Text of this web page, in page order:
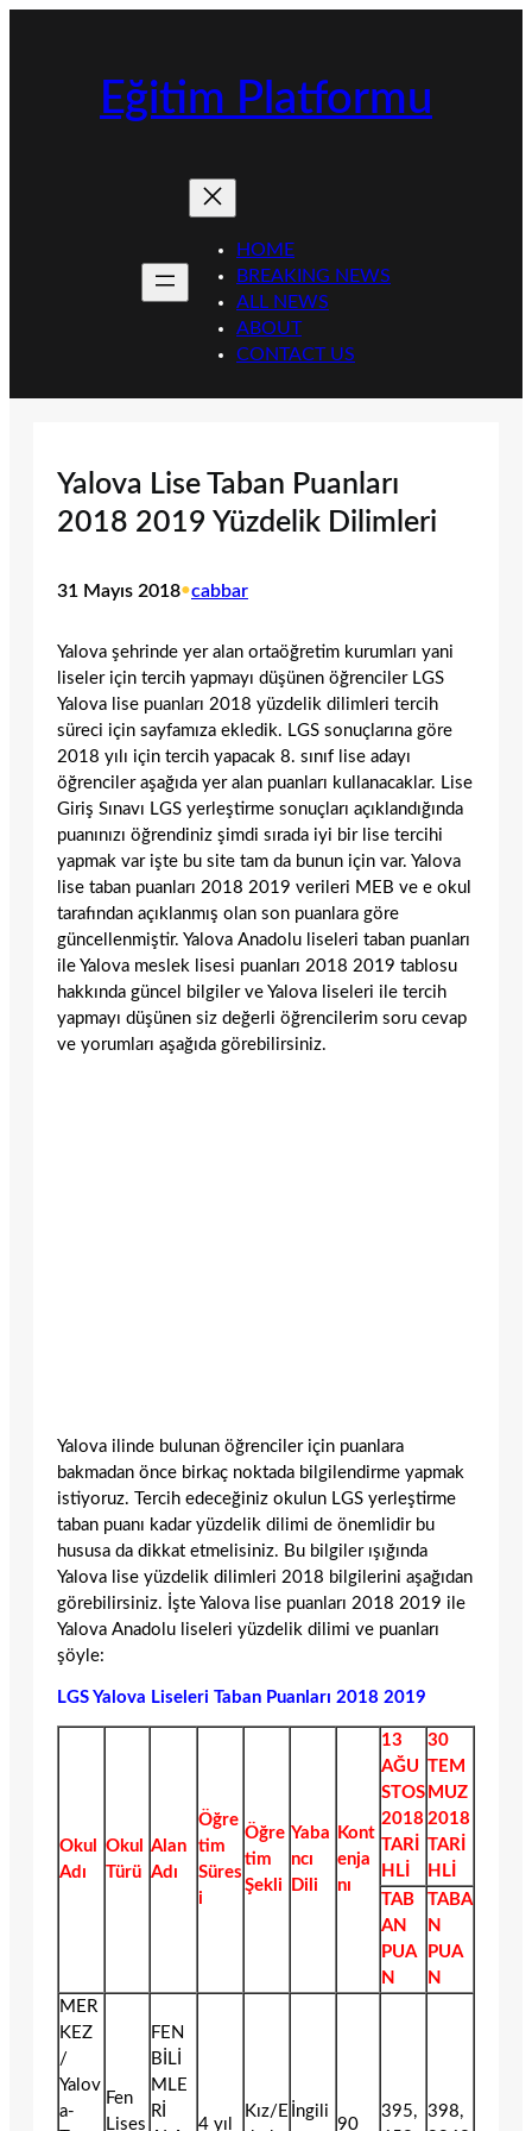
Eğitim Platformu
HOME
BREAKING NEWS
ALL NEWS
ABOUT
CONTACT US
Yalova Lise Taban Puanları
2018 2019 Yüzdelik Dilimleri
31 Mayıs 2018•cabbar
Yalova şehrinde yer alan ortaöğretim kurumları yani
liseler için tercih yapmayı düşünen öğrenciler LGS
Yalova lise puanları 2018 yüzdelik dilimleri tercih
süreci için sayfamıza ekledik. LGS sonuçlarına göre
2018 yılı için tercih yapacak 8. sınıf lise adayı
öğrenciler aşağıda yer alan puanları kullanacaklar. Lise
Giriş Sınavı LGS yerleştirme sonuçları açıklandığında
puanınızı öğrendiniz şimdi sırada iyi bir lise tercihi
yapmak var işte bu site tam da bunun için var. Yalova
lise taban puanları 2018 2019 verileri MEB ve e okul
tarafından açıklanmış olan son puanlara göre
güncellenmiştir. Yalova Anadolu liseleri taban puanları
ile Yalova meslek lisesi puanları 2018 2019 tablosu
hakkında güncel bilgiler ve Yalova liseleri ile tercih
yapmayı düşünen siz değerli öğrencilerim soru cevap
ve yorumları aşağıda görebilirsiniz.
Yalova ilinde bulunan öğrenciler için puanlara
bakmadan önce birkaç noktada bilgilendirme yapmak
istiyoruz. Tercih edeceğiniz okulun LGS yerleştirme
taban puanı kadar yüzdelik dilimi de önemlidir bu
hususa da dikkat etmelisiniz. Bu bilgiler ışığında
Yalova lise yüzdelik dilimleri 2018 bilgilerini aşağıdan
görebilirsiniz. İşte Yalova lise puanları 2018 2019 ile
Yalova Anadolu liseleri yüzdelik dilimi ve puanları
şöyle:
LGS Yalova Liseleri Taban Puanları 2018 2019
Okul
Adı
Okul
Türü
Alan
Adı
Öğre
tim
Süres
i
Öğre
tim
Şekli
Yaba
ncı
Dili
Kont
enja
nı
13
AĞU
STOS
2018
TARİ
HLİ
30
TEM
MUZ
2018
TARİ
HLİ
TAB
AN
PUA
N
TABA
N
PUA
N
MER
KEZ
/
Yalov
a-
Fen
Lises
FEN
BİLİ
MLE
Rİ
4 yıl
Kız/E İngili
90
395, 398,